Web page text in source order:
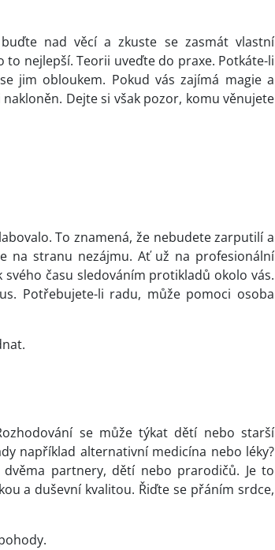
nad věcí a zkuste se zasmát vlastní
nejlepší. Teorii uveďte do praxe. Potkáte-li
jim obloukem. Pokud vás zajímá magie a
Dejte si však pozor, komu věnujete
To znamená, že nebudete zarputilí a
na stranu nezájmu. Ať už na profesionální
času sledováním protikladů okolo vás.
Potřebujete-li radu, může pomoci osoba
se může týkat dětí nebo starší
například alternativní medicína nebo léky?
partnery, dětí nebo prarodičů. Je to
a duševní kvalitou. Řiďte se přáním srdce,